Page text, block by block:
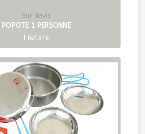
Sur devis
POPOTE 1 PERSONNE
| Ref.976